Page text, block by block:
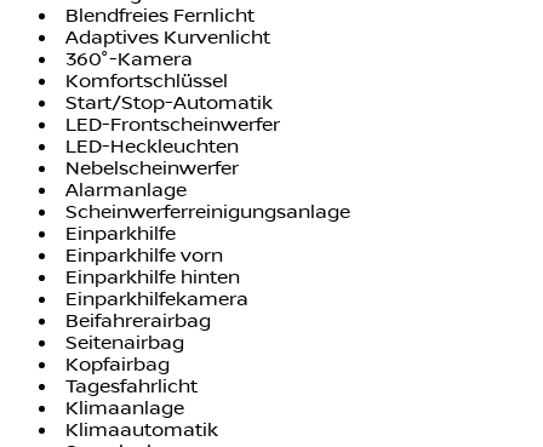
Blendfreies Fernlicht
Adaptives Kurvenlicht
360°-Kamera
Komfortschlüssel
Start/Stop-Automatik
LED-Frontscheinwerfer
LED-Heckleuchten
Nebelscheinwerfer
Alarmanlage
Scheinwerferreinigungsanlage
Einparkhilfe
Einparkhilfe vorn
Einparkhilfe hinten
Einparkhilfekamera
Beifahrerairbag
Seitenairbag
Kopfairbag
Tagesfahrlicht
Klimaanlage
Klimaautomatik
Servolenkung